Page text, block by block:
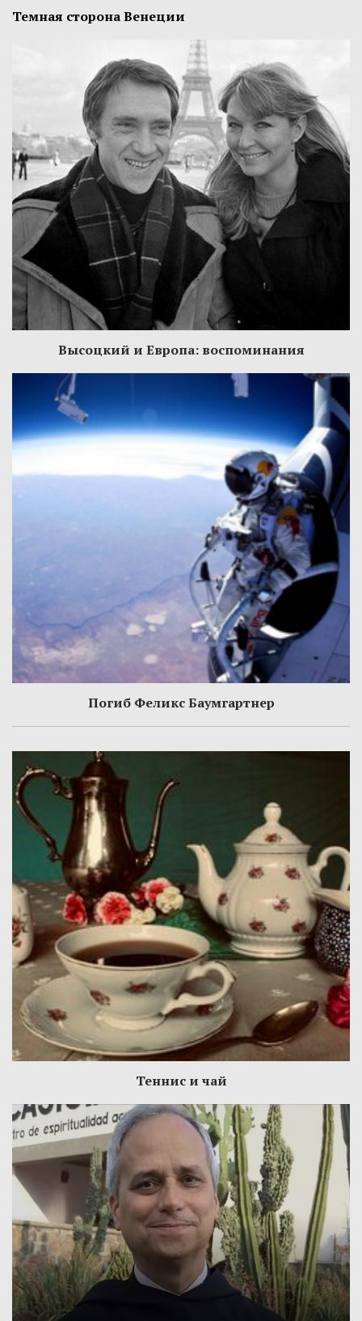
Темная сторона Венеции
Высоцкий и Европа: воспоминания
Погиб Феликс Баумгартнер
Теннис и чай